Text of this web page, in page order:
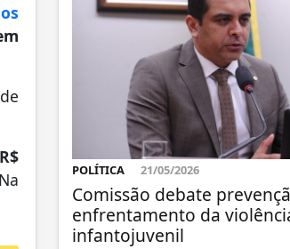
POLÍTICA 21/05/2026
Comissão debate
enfrentamento da
infantojuvenil